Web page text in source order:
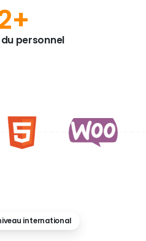
+
personnel
international